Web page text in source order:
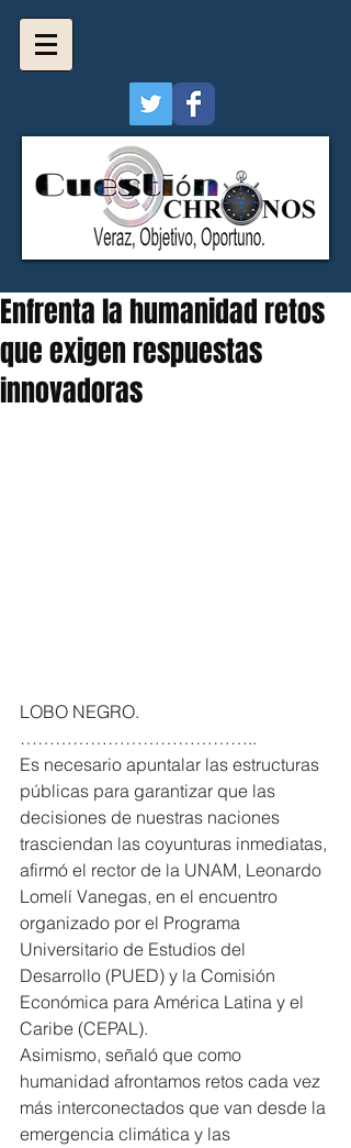
Enfrenta la humanidad retos
que exigen respuestas
innovadoras
LOBO NEGRO.
…………………………………..
Es necesario apuntalar las estructuras
públicas para garantizar que las
decisiones de nuestras naciones
trasciendan las coyunturas inmediatas,
afirmó el rector de la UNAM, Leonardo
Lomelí Vanegas, en el encuentro
organizado por el Programa
Universitario de Estudios del
Desarrollo (PUED) y la Comisión
Económica para América Latina y el
Caribe (CEPAL).
Asimismo, señaló que como
humanidad afrontamos retos cada vez
más interconectados que van desde la
emergencia climática y las